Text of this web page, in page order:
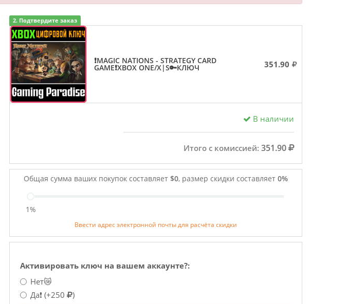
2. Подтвердите заказ
❗MAGIC NATIONS - STRATEGY CARD
GAME❗XBOX ONE/X|S🔑КЛЮЧ 351.90
В наличии
Итого с комиссией: 351.90
Общая сумма ваших покупок составляет $0, размер скидки составляет 0%
1%
Ввести адрес электронной почты для расчёта скидки
Активировать ключ на вашем аккаунте?:
Нет😿
Да❗ (+250 )